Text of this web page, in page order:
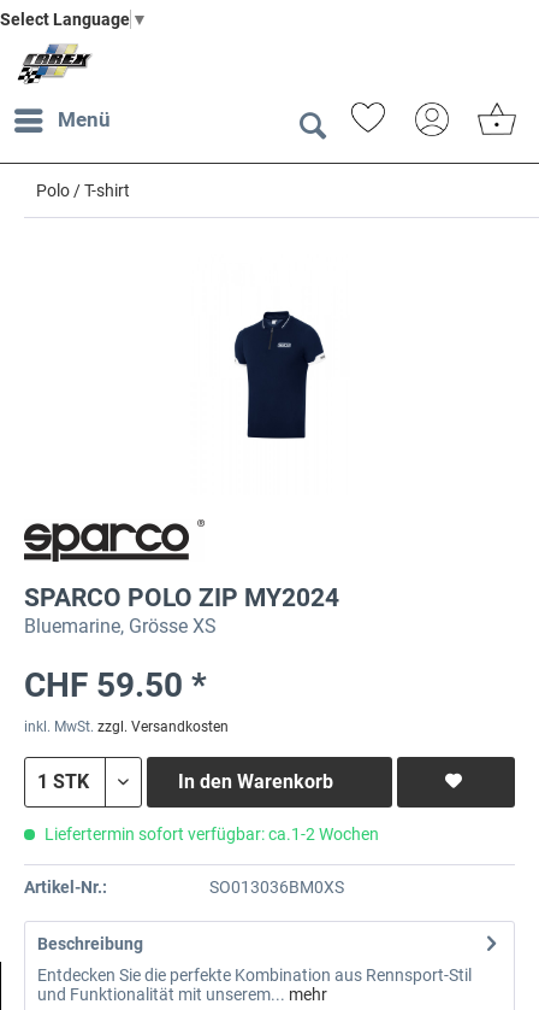
Select Language ▼
Menü
Polo / T-shirt
SPARCO POLO ZIP MY2024
Bluemarine, Grösse XS
CHF 59.50 *
inkl. MwSt. zzgl. Versandkosten
In den Warenkorb
Liefertermin sofort verfügbar: ca.1-2 Wochen
Artikel-Nr.: SO013036BM0XS
Beschreibung
Entdecken Sie die perfekte Kombination aus Rennsport-Stil
und Funktionalität mit unserem... mehr